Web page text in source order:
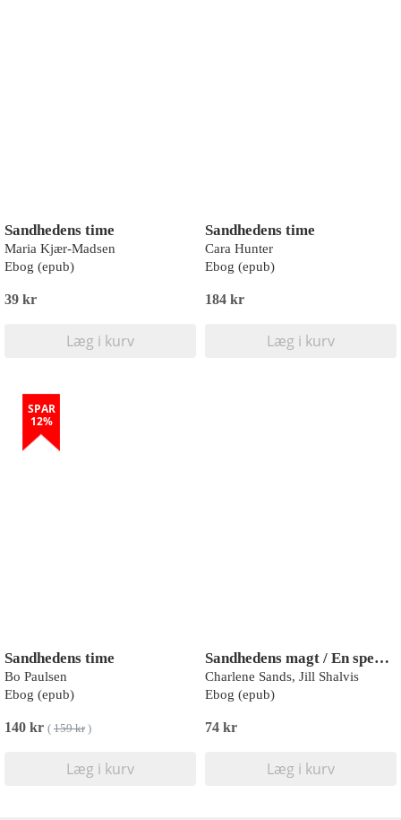
Sandhedens time
Maria Kjær-Madsen
Ebog (epub)
39 kr
Læg i kurv
Sandhedens time
Cara Hunter
Ebog (epub)
184 kr
Læg i kurv
SPAR
12%
Sandhedens time
Bo Paulsen
Ebog (epub)
140 kr ( 159 kr)
Læg i kurv
Sandhedens magt / En speget affære
Charlene Sands, Jill Shalvis
Ebog (epub)
74 kr
Læg i kurv